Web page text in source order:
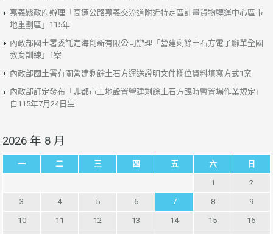
嘉義縣政府辦理「高速公路嘉義交流道附近特定區計畫貨物轉運中心區市
地重劃區」115年
內政部國土署委託定海創新有限公司辦理「營建剩餘土石方電子聯單全國
教育訓練」1案
內政部國土署有關營建剩餘土石方運送證明文件欄位資料填寫方式1案
內政部訂定發布「非都市土地設置營建剩餘土石方臨時暫置場作業規定」
自115年7月24日生
2026 年 8 月
一 二 三 四 五 六 日
1 2
3 4 5 6 7 8 9
10 11 12 13 14 15 16